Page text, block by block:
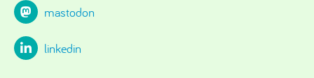
mastodon
linkedin